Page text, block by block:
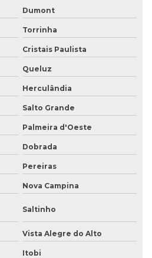
Dumont
Torrinha
Cristais Paulista
Queluz
Herculândia
Salto Grande
Palmeira d'Oeste
Dobrada
Pereiras
Nova Campina
Saltinho
Vista Alegre do Alto
Itobi